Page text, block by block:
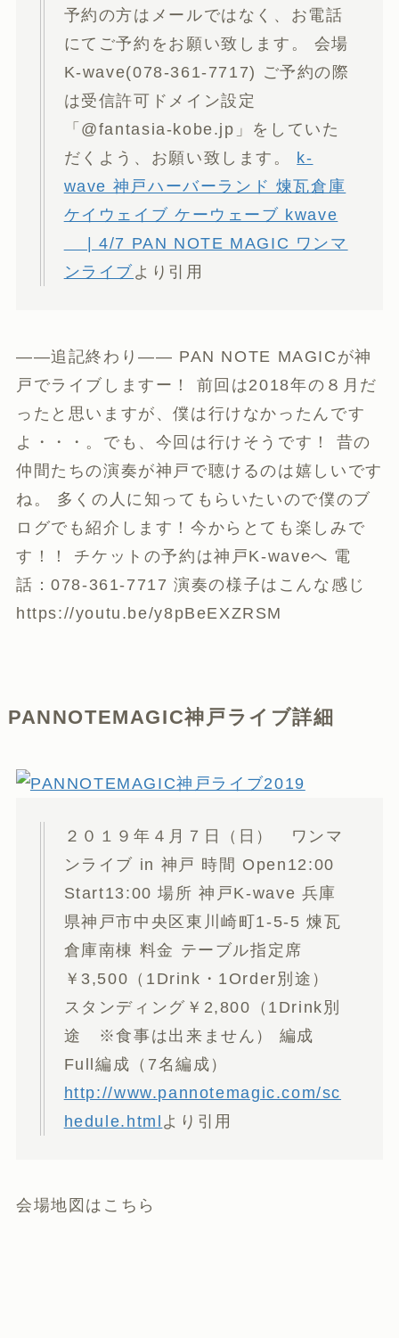
予約の方はメールではなく、お電話
にてご予約をお願い致します。 会場
K-wave(078-361-7717) ご予約の際
は受信許可ドメイン設定
「@fantasia-kobe.jp」をしていた
だくよう、お願い致します。 k-
wave 神戸ハーバーランド 煉瓦倉庫
ケイウェイブ ケーウェーブ kwave
| 4/7 PAN NOTE MAGIC ワンマ
ンライブ より引用
——追記終わり—— PAN NOTE MAGICが神
戸でライブしますー！ 前回は2018年の８月だ
ったと思いますが、僕は行けなかったんです
よ・・・。でも、今回は行けそうです！ 昔の
仲間たちの演奏が神戸で聴けるのは嬉しいです
ね。 多くの人に知ってもらいたいので僕のブ
ログでも紹介します！今からとても楽しみで
す！！ チケットの予約は神戸K-waveへ 電
話：078-361-7717 演奏の様子はこんな感じ
https://youtu.be/y8pBeEXZRSM
PANNOTEMAGIC神戸ライブ詳細
２０１９年４月７日（日） ワンマ
ンライブ in 神戸 時間 Open12:00
Start13:00 場所 神戸K-wave 兵庫
県神戸市中央区東川崎町1-5-5 煉瓦
倉庫南棟 料金 テーブル指定席
￥3,500（1Drink・1Order別途）
スタンディング￥2,800（1Drink別
途 ※食事は出来ません） 編成
Full編成（7名編成）
http://www.pannotemagic.com/sc
hedule.html より引用
会場地図はこちら